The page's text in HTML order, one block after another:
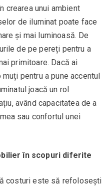
crearea unui ambient
de iluminat poate face
și mai luminoasă. De
de pe pereți pentru a
primitoare. Dacă ai
pentru a pune accentul
joacă un rol
având capacitatea de a
sau confortul unei
în scopuri diferite
costuri este să refolosești